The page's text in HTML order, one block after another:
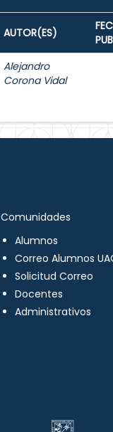
AUTOR(ES)
Alejandro
Corona Vidal
Comunidades
Alumnos
Correo Alumnos
Solicitud Correo
Docentes
Administrativos